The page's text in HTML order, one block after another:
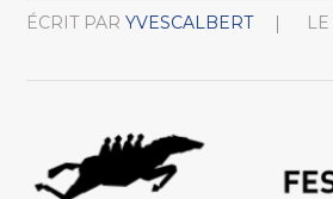
ÉCRIT PAR YVESCALBERT LE